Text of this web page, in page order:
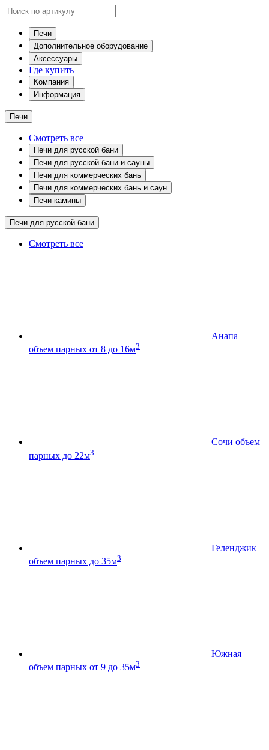
Печи
Дополнительное оборудование
Аксессуары
Где купить
Компания
Информация
Печи
Смотреть все
Печи для русской бани
Печи для русской бани и сауны
Печи для коммерческих бань
Печи для коммерческих бань и саун
Печи-камины
Печи для русской бани
Смотреть все
Анапа
объем парных от 8 до 16м3
Сочи объем
парных до 22м3
Геленджик
объем парных до 35м3
Южная
объем парных от 9 до 35м3